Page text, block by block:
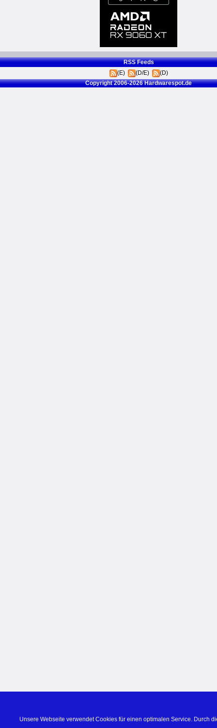
RSS Feeds
(E)
(D/E)
(D)
Copyright 2006-2026 Hardwarespot.de
Unsere Webseite verwendet Cookies für einen optimalen Service. Durch